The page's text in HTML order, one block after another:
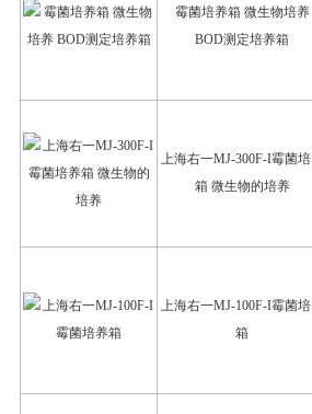
霉菌培养箱 微生物培养
BOD测定培养箱
上海右一MJ-300F-I霉菌
箱 微生物的培养
上海右一MJ-100F-I霉菌
箱